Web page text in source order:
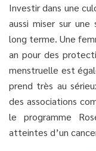
Investir dans une
aussi miser sur
long terme. Une
an pour des
menstruelle est
prend très au
des associations
le programme
atteintes d’un